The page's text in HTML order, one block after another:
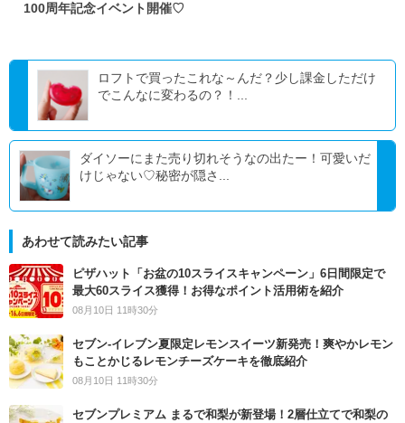
100周年記念イベント開催♡
ロフトで買ったこれな～んだ？少し課金しただけ
でこんなに変わるの？！...
ダイソーにまた売り切れそうなの出たー！可愛いだ
けじゃない♡秘密が隠さ...
あわせて読みたい記事
ピザハット「お盆の10スライスキャンペーン」6日間限定で
最大60スライス獲得！お得なポイント活用術を紹介
08月10日 11時30分
セブン‐イレブン夏限定レモンスイーツ新発売！爽やかレモン
もことかじるレモンチーズケーキを徹底紹介
08月10日 11時30分
セブンプレミアム まるで和梨が新登場！2層仕立てで和梨の